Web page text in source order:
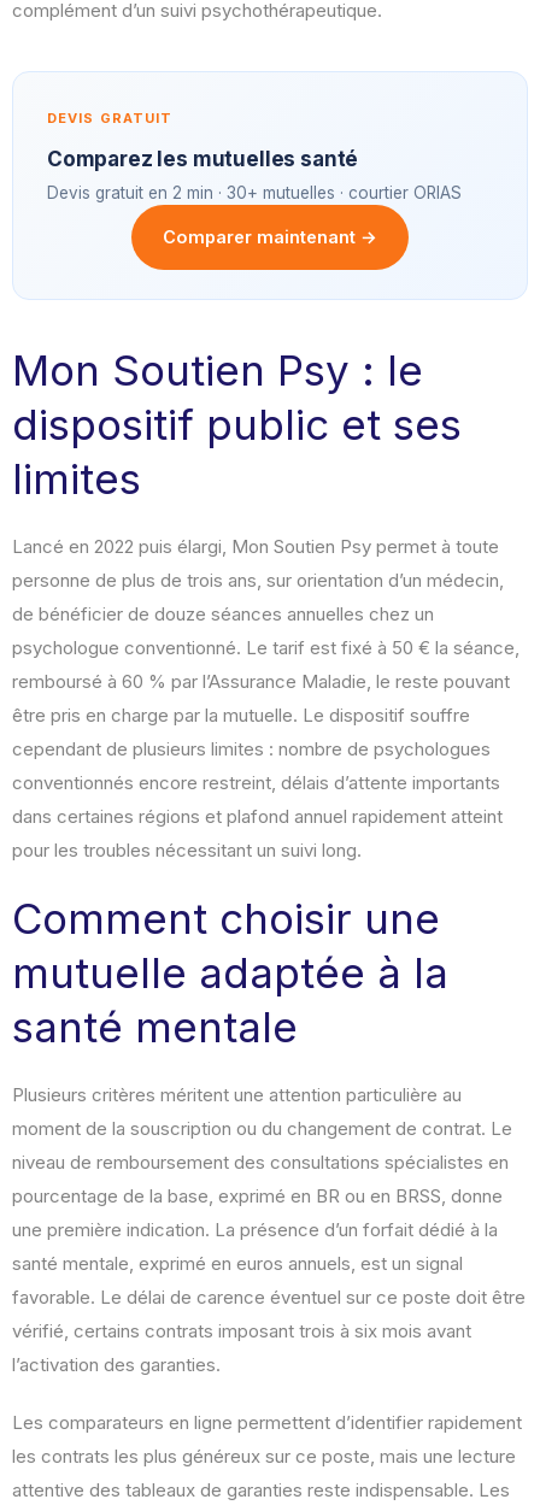
complément d’un suivi psychothérapeutique.
DEVIS GRATUIT
Comparez les mutuelles santé
Devis gratuit en 2 min · 30+ mutuelles · courtier ORIAS
Comparer maintenant →
Mon Soutien Psy : le
dispositif public et ses
limites
Lancé en 2022 puis élargi, Mon Soutien Psy permet à toute
personne de plus de trois ans, sur orientation d’un médecin,
de bénéficier de douze séances annuelles chez un
psychologue conventionné. Le tarif est fixé à 50 € la séance,
remboursé à 60 % par l’Assurance Maladie, le reste pouvant
être pris en charge par la mutuelle. Le dispositif souffre
cependant de plusieurs limites : nombre de psychologues
conventionnés encore restreint, délais d’attente importants
dans certaines régions et plafond annuel rapidement atteint
pour les troubles nécessitant un suivi long.
Comment choisir une
mutuelle adaptée à la
santé mentale
Plusieurs critères méritent une attention particulière au
moment de la souscription ou du changement de contrat. Le
niveau de remboursement des consultations spécialistes en
pourcentage de la base, exprimé en BR ou en BRSS, donne
une première indication. La présence d’un forfait dédié à la
santé mentale, exprimé en euros annuels, est un signal
favorable. Le délai de carence éventuel sur ce poste doit être
vérifié, certains contrats imposant trois à six mois avant
l’activation des garanties.
Les comparateurs en ligne permettent d’identifier rapidement
les contrats les plus généreux sur ce poste, mais une lecture
attentive des tableaux de garanties reste indispensable. Les